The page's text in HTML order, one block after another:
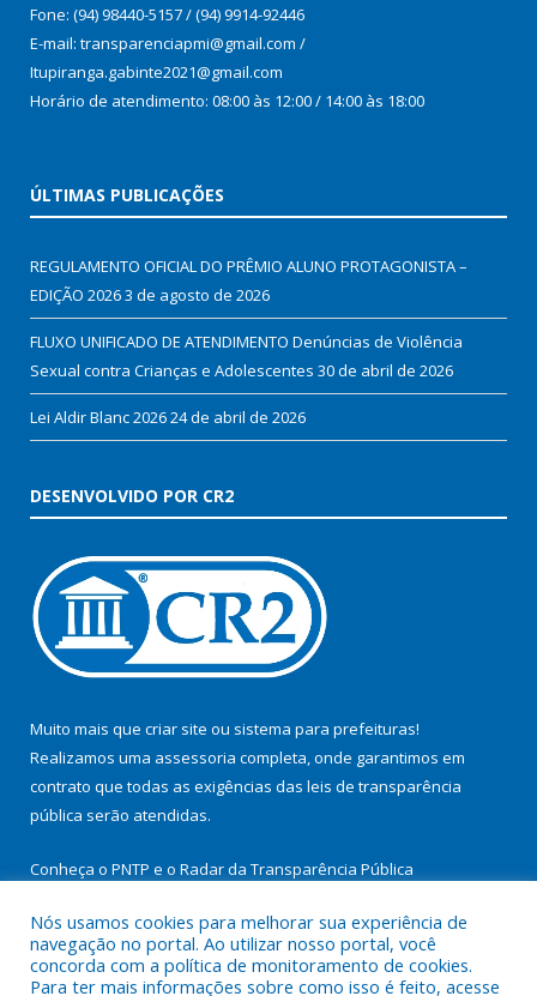
Fone: (94) 98440-5157 / (94) 9914-92446
E-mail: transparenciapmi@gmail.com /
Itupiranga.gabinte2021@gmail.com
Horário de atendimento: 08:00 às 12:00 / 14:00 às 18:00
ÚLTIMAS PUBLICAÇÕES
REGULAMENTO OFICIAL DO PRÊMIO ALUNO PROTAGONISTA –
EDIÇÃO 20263 de agosto de 2026
FLUXO UNIFICADO DE ATENDIMENTO Denúncias de Violência
Sexual contra Crianças e Adolescentes 30 de abril de 2026
Lei Aldir Blanc 202624 de abril de 2026
DESENVOLVIDO POR CR2
Muito mais que criar site ou sistema para prefeituras!
Realizamos uma assessoria completa, onde garantimos em
contrato que todas as exigências das leis de transparência
pública serão atendidas.
Conheça o PNTP e o Radar da Transparência Pública
Nós usamos cookies para melhorar sua experiência de
navegação no portal. Ao utilizar nosso portal, você
concorda com a política de monitoramento de cookies.
Para ter mais informações sobre como isso é feito, acesse